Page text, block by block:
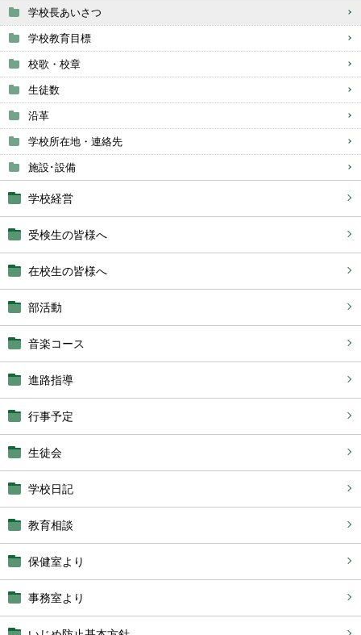
学校長あいさつ
学校教育目標
校歌・校章
生徒数
沿革
学校所在地・連絡先
施設･設備
学校経営
受検生の皆様へ
在校生の皆様へ
部活動
音楽コース
進路指導
行事予定
生徒会
学校日記
教育相談
保健室より
事務室より